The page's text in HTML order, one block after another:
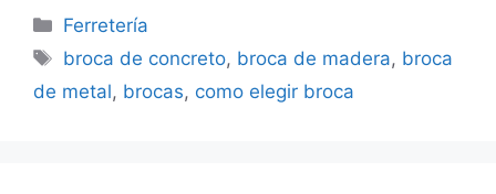
Categorías
Ferretería
Etiquetas
broca de concreto, broca de madera, broca
de metal, brocas, como elegir broca